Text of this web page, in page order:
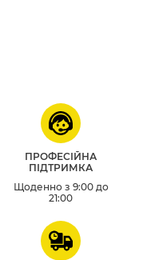
ПРОФЕСІЙНА
ПІДТРИМКА
Щоденно з 9:00 до
21:00